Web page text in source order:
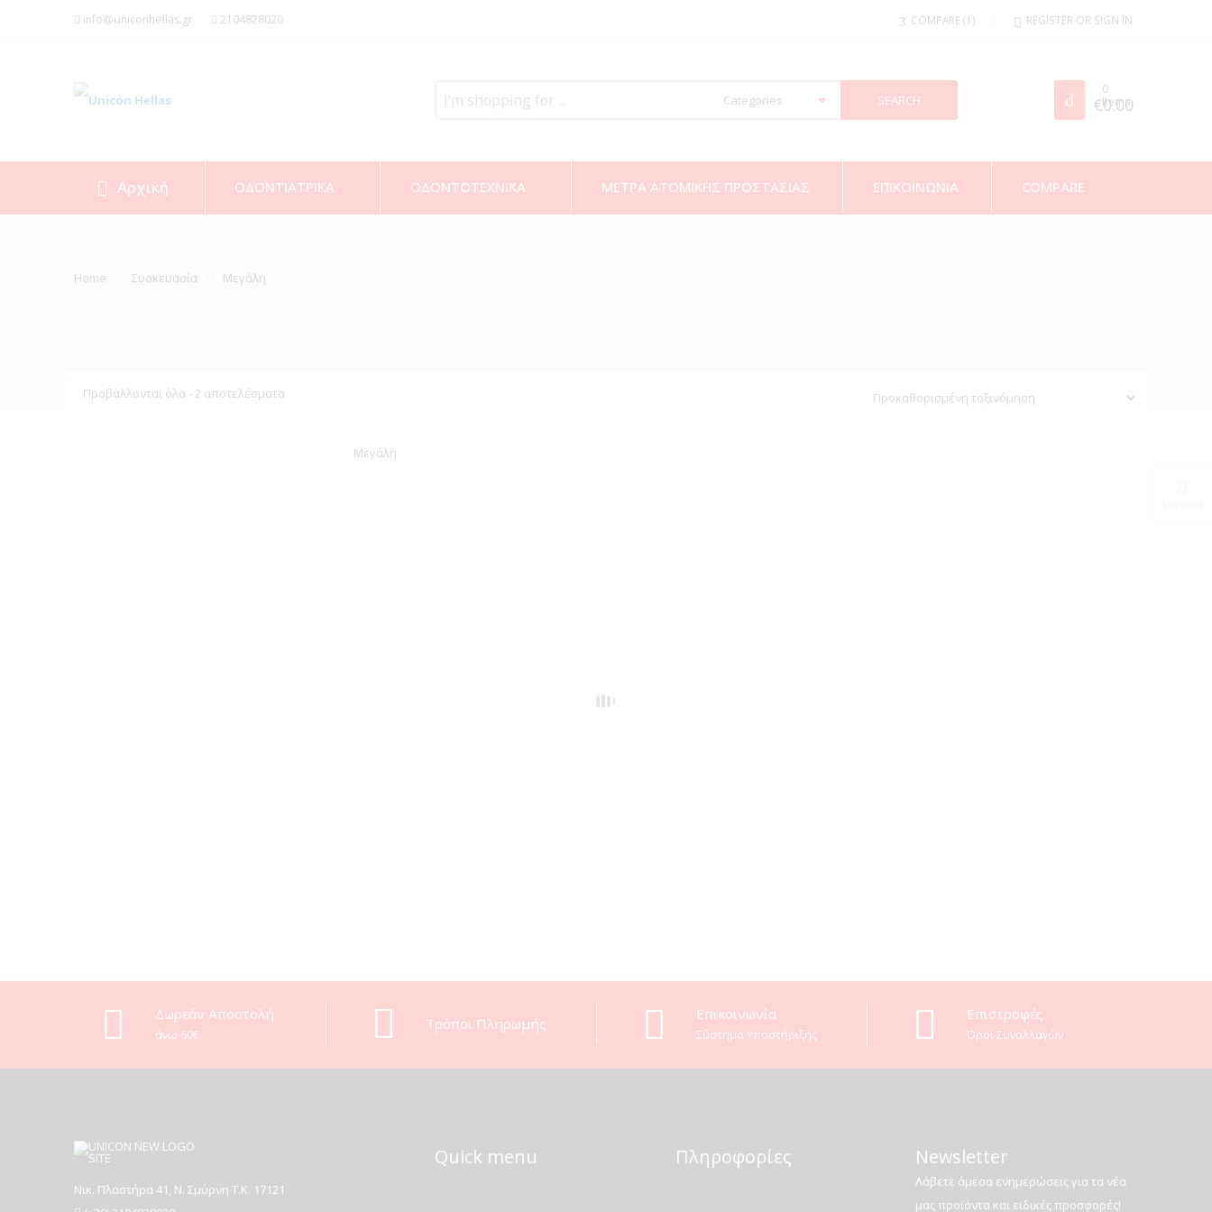
info@uniconhellas.gr 2104828020 COMPARE 1 REGISTER OR SIGN IN
here
0
Items
€0.00
Αρχική ΟΔΟΝΤΙΑΤΡΙΚΑ ΟΔΟΝΤΟΤΕΧΝΙΚΑ ΜΕΤΡΑ ΑΤΟΜΙΚΗΣ ΠΡΟΣΤΑΣΙΑΣ ΕΠΙΚΟΙΝΩΝΙΑ COMPARE
Home Συσκευασία Μεγάλη
Προβάλλονται όλα - 2 αποτελέσματα
Μεγάλη
Δωρεάν Αποστολή
άνω 60€
Τρόποι Πληρωμής
Eπικοινωνία
Σύστημα Υποστήριξης
Επιστροφές
Όροι Συναλλαγών
Νικ. Πλαστήρα 41, Ν. Σμύρνη T.K. 17121
Quick menu Πληροφορίες Newsletter
Λάβετε άμεσα ενημερώσεις για τα νέα
μας προϊόντα και ειδικές προσφορές!